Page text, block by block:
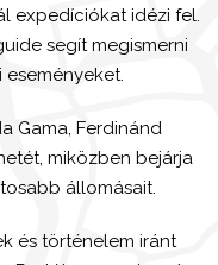
expedíciókat idézi fel.
segít megismerni
Gama, Ferdinánd
miközben bejárja
állomásait.
és történelem iránt